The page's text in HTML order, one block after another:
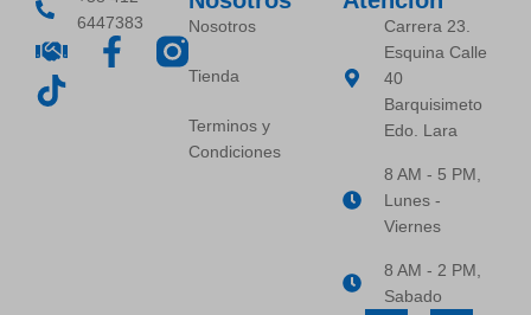
6447383
Nosotros
Tienda
Terminos y
Condiciones
Carrera 23.
Esquina Calle
40
Barquisimeto
Edo. Lara
8 AM - 5 PM,
Lunes -
Viernes
8 AM - 2 PM,
Sabado